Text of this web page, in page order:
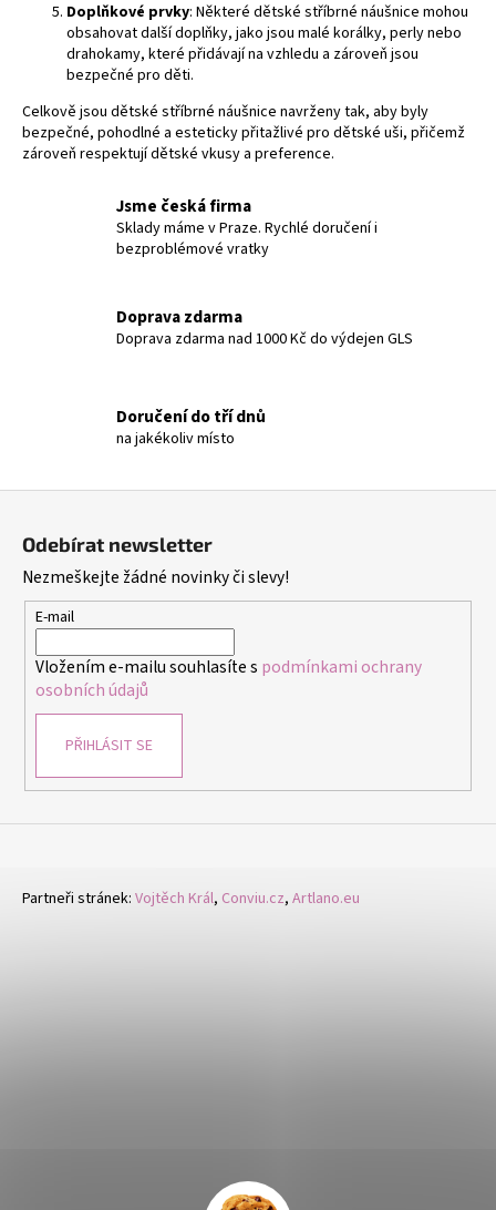
Doplňkové prvky: Některé dětské stříbrné náušnice mohou
obsahovat další doplňky, jako jsou malé korálky, perly nebo
drahokamy, které přidávají na vzhledu a zároveň jsou
bezpečné pro děti.
Celkově jsou dětské stříbrné náušnice navrženy tak, aby byly
bezpečné, pohodlné a esteticky přitažlivé pro dětské uši, přičemž
zároveň respektují dětské vkusy a preference.
Jsme česká firma
Sklady máme v Praze. Rychlé doručení i
bezproblémové vratky
Doprava zdarma
Doprava zdarma nad 1000 Kč do výdejen GLS
Doručení do tří dnů
na jakékoliv místo
Odebírat newsletter
Nezmeškejte žádné novinky či slevy!
E-mail
Vložením e-mailu souhlasíte s podmínkami ochrany
osobních údajů
PŘIHLÁSIT SE
Partneři stránek: Vojtěch Král, Conviu.cz, Artlano.eu